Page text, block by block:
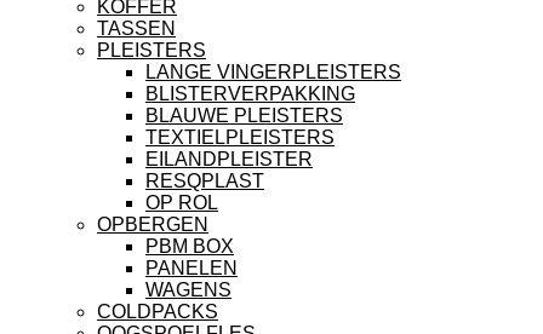
KOFFER
TASSEN
PLEISTERS
LANGE VINGERPLEISTERS
BLISTERVERPAKKING
BLAUWE PLEISTERS
TEXTIELPLEISTERS
EILANDPLEISTER
RESQPLAST
OP ROL
OPBERGEN
PBM BOX
PANELEN
WAGENS
COLDPACKS